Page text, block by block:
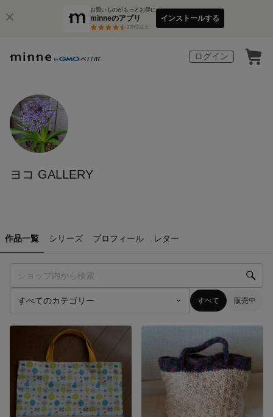
お買いものがもっとお得に
minneのアプリ
3万件以上
インストールする
ログイン
ヨコ GALLERY
作品一覧 シリーズ プロフィール レター
すべて 販売中